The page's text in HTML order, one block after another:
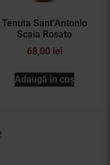
Tenuta Sant’Antonio
Scaia Rosato
68,00 lei
Adaugă în coș